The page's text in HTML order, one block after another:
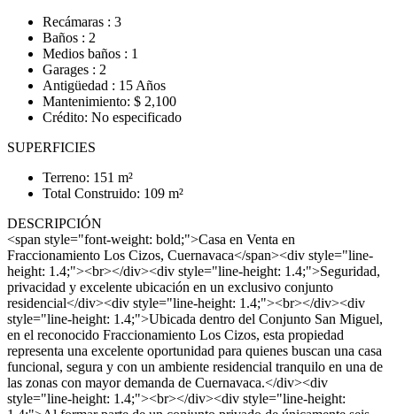
Recámaras : 3
Baños : 2
Medios baños : 1
Garages : 2
Antigüedad : 15 Años
Mantenimiento: $ 2,100
Crédito: No especificado
SUPERFICIES
Terreno: 151 m²
Total Construido: 109 m²
DESCRIPCIÓN
<span style="font-weight: bold;">Casa en Venta en
Fraccionamiento Los Cizos, Cuernavaca</span><div style="line-
height: 1.4;"><br></div><div style="line-height: 1.4;">Seguridad,
privacidad y excelente ubicación en un exclusivo conjunto
residencial</div><div style="line-height: 1.4;"><br></div><div
style="line-height: 1.4;">Ubicada dentro del Conjunto San Miguel,
en el reconocido Fraccionamiento Los Cizos, esta propiedad
representa una excelente oportunidad para quienes buscan una casa
funcional, segura y con un ambiente residencial tranquilo en una de
las zonas con mayor demanda de Cuernavaca.</div><div
style="line-height: 1.4;"><br></div><div style="line-height: